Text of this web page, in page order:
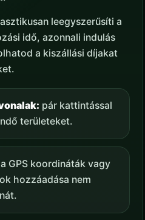
leegyszerűsíti a
idő, azonnali indulás
a kiszállási díjakat
pár kattintással
területeket.
a GPS koordináták vagy
hozzáadása nem